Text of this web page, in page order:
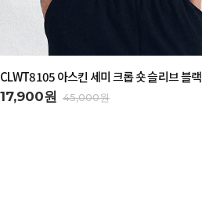
CLWT8105 아스킨 세미 크롭 숏 슬리브 블랙
17,900원 45,000원